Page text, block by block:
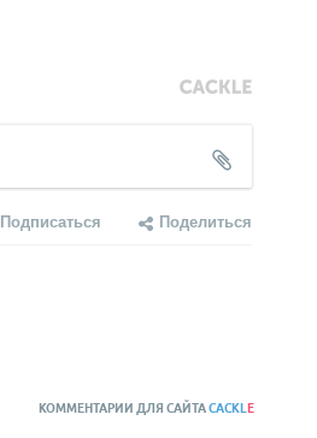
Подписаться Поделиться
КОММЕНТАРИИ ДЛЯ САЙТАCACKL E